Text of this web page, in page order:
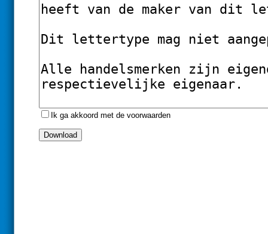
Ik ga akkoord met de voorwaarden